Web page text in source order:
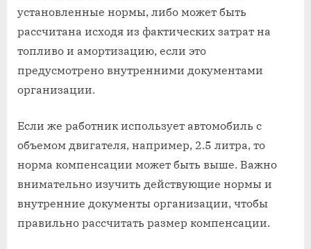
установленные нормы, либо может быть
рассчитана исходя из фактических затрат на
топливо и амортизацию, если это
предусмотрено внутренними документами
организации.
Если же работник использует автомобиль с
объемом двигателя, например, 2.5 литра, то
норма компенсации может быть выше. Важно
внимательно изучить действующие нормы и
внутренние документы организации, чтобы
правильно рассчитать размер компенсации.